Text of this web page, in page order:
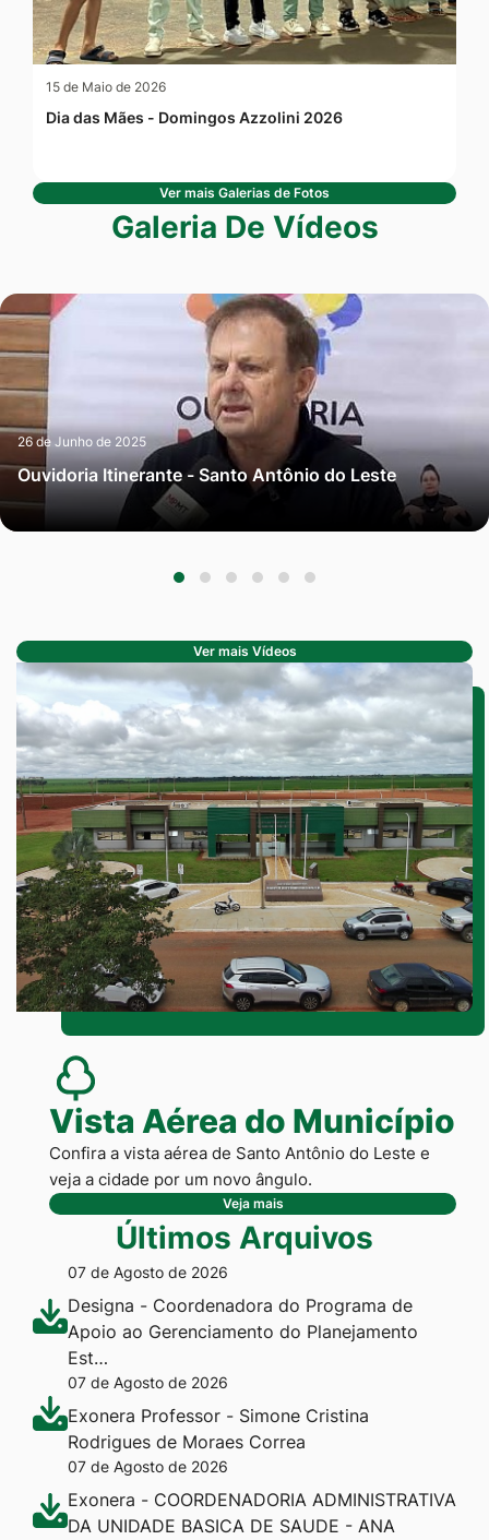
15 de Maio de 2026
Dia das Mães - Domingos Azzolini 2026
Ver mais Galerias de Fotos
Galeria De Vídeos
26 de Junho de 2025
Ouvidoria Itinerante - Santo Antônio do Leste
Ver mais Vídeos
Seção de Conheça
Seção de Conheça
Vista Aérea do Município
Confira a vista aérea de Santo Antônio do Leste e
veja a cidade por um novo ângulo.
Veja mais
Últimos Arquivos
07 de Agosto de 2026
Designa - Coordenadora do Programa de
Apoio ao Gerenciamento do Planejamento
Est…
07 de Agosto de 2026
Exonera Professor - Simone Cristina
Rodrigues de Moraes Correa
07 de Agosto de 2026
Exonera - COORDENADORIA ADMINISTRATIVA
DA UNIDADE BASICA DE SAUDE - ANA